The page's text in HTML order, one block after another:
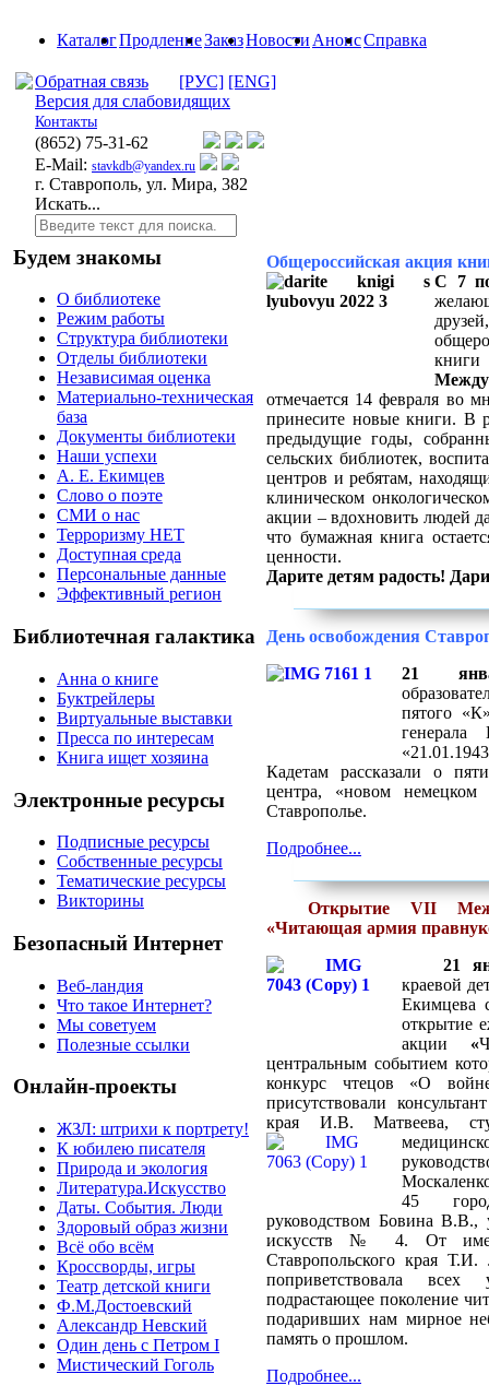
КаталогПродлениеЗаказНовости АнонсСправка
Обратная связь [РУС] [ENG]
Версия для слабовидящих
Контакты
(8652) 75-31-62
E-Mail: stavkdb@yandex.ru
г. Ставрополь, ул. Мира, 382
Искать...
Будем знакомы
О библиотеке
Режим работы
Структура библиотеки
Отделы библиотеки
Независимая оценка
Материально-техническая
база
Документы библиотеки
Наши успехи
А. Е. Екимцев
Слово о поэте
СМИ о нас
Терроризму НЕТ
Доступная среда
Персональные данные
Эффективный регион
Библиотечная галактика
Анна о книге
Буктрейлеры
Виртуальные выставки
Пресса по интересам
Книга ищет хозяина
Электронные ресурсы
Подписные ресурсы
Собственные ресурсы
Тематические ресурсы
Викторины
Безопасный Интернет
Веб-ландия
Что такое Интернет?
Мы советуем
Полезные ссылки
Онлайн-проекты
ЖЗЛ: штрихи к портрету!
К юбилею писателя
Природа и экология
Литература.Искусство
Даты. События. Люди
Здоровый образ жизни
Всё обо всём
Кроссворды, игры
Театр детской книги
Ф.М.Достоевский
Александр Невский
Один день с Петром I
Мистический Гоголь
Общероссийская акция
С 7
отмечается 14 февраля во
принесите новые книги. В
предыдущие годы,
сельских библиотек,
центров и ребятам,
клиническом
акции – вдохновить людей
что бумажная книга
ценности.
Дарите детям радость!
День освобождения
21
пятого
генерала
Кадетам рассказали о
центра, «новом немецком
Ставрополье.
Подробнее...
Открытие VII
«Читающая армия
21
краевой
Екимцева
открытие
акции «
центральным событием
конкурс чтецов «О
присутствовали
края И.В. Матвеева,
45
руководством Бовина В.В.,
искусств № 4. От
Ставропольского края
поприветствовала
подрастающее поколение
подаривших нам мирное
память о прошлом.
Подробнее...